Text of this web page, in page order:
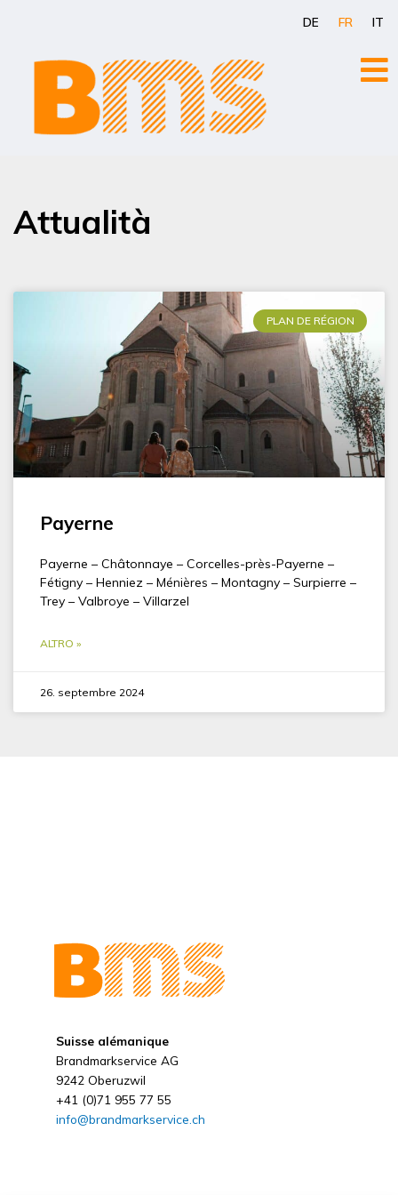
DE FR IT
Attualità
PLAN DE RÉGION
Payerne
Payerne – Châtonnaye – Corcelles-près-Payerne –
Fétigny – Henniez – Ménières – Montagny – Surpierre –
Trey – Valbroye – Villarzel
ALTRO »
26. septembre 2024
Suisse alémanique
Brandmarkservice AG
9242 Oberuzwil
+41 (0)71 955 77 55
info@brandmarkservice.ch